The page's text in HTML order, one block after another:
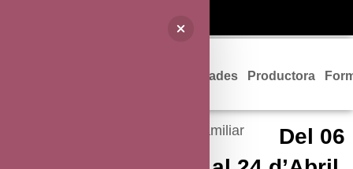
Entrades Productora
Del 06